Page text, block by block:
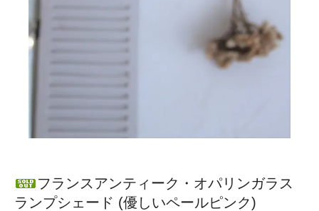
フランスアンティーク・オパリンガラス
ランプシェード (優しいペールピンク)